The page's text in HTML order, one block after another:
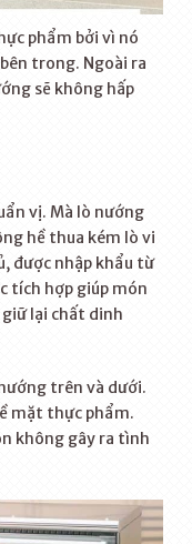
phẩm bởi vì nó
trong. Ngoài ra
sẽ không hấp
vị. Mà lò nướng
hề thua kém lò vi
được nhập khẩu từ
tích hợp giúp món
lại chất dinh
trên và dưới.
mặt thực phẩm.
không gây ra tình